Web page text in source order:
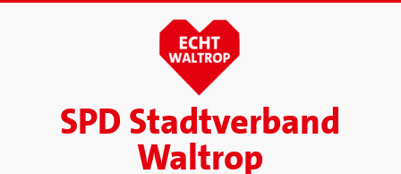
SPD Stadtverband
Waltrop